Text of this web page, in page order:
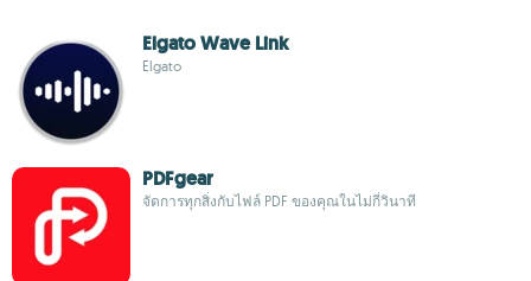
Elgato Wave Link
Elgato
PDFgear
จัดการทุกสิ่งกับไฟล์ PDF ของคุณในไม่กี่วินาที